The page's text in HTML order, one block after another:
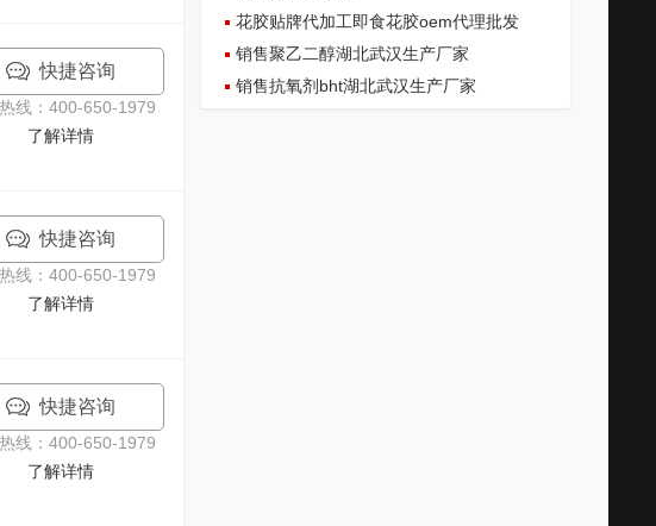
快捷咨询
线：400-650-1979
了解详情
快捷咨询
线：400-650-1979
了解详情
快捷咨询
线：400-650-1979
了解详情
花胶贴牌代加工即食花胶oem代理批发
销售聚乙二醇湖北武汉生产厂家
销售抗氧剂bht湖北武汉生产厂家